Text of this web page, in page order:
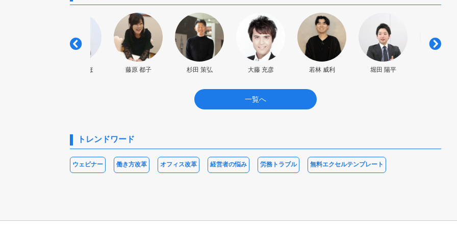
阿部田 みほ 藤原 都子 杉田 策弘 大藤 充彦 若林 威利 堀田 陽平
一覧へ
トレンドワード
ウェビナー 働き方改革 オフィス改革 経営者の悩み 労務トラブル 無料エクセルテンプレート